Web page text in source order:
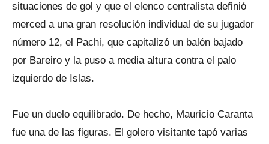
situaciones de gol y que el elenco centralista definió
merced a una gran resolución individual de su jugador
número 12, el Pachi, que capitalizó un balón bajado
por Bareiro y la puso a media altura contra el palo
izquierdo de Islas.
Fue un duelo equilibrado. De hecho, Mauricio Caranta
fue una de las figuras. El golero visitante tapó varias